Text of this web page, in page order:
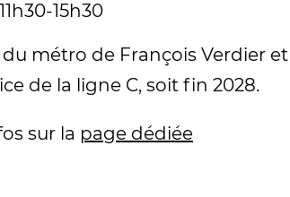
15h30
métro de François Verdier
de la ligne C, soit fin 2028.
sur la page dédiée